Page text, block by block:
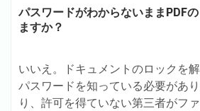
パスワードがわからないままPDF
ますか？
いいえ。ドキュメントのロックを
パスワードを知っている必要があ
り、許可を得ていない第三者がフ